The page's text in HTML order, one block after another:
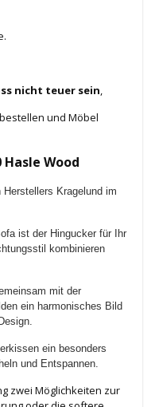
nicht teuer sein
und Möbel
Wood
Kragelund im
ist der Hingucker für Ihr
kombinieren
mit der
ein harmonisches Bild
ein besonders
und Entspannen.
zwei Möglichkeiten zur